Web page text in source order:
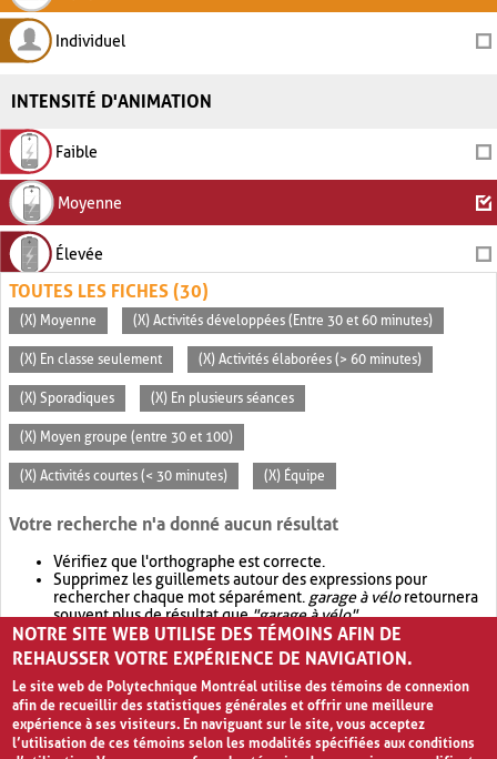
Individuel
INTENSITÉ D'ANIMATION
Faible
Moyenne
Élevée
TOUTES LES FICHES (30)
(X) Moyenne (X) Activités développées (Entre 30 et 60 minutes)
(X) En classe seulement (X) Activités élaborées (> 60 minutes)
(X) Sporadiques (X) En plusieurs séances
(X) Moyen groupe (entre 30 et 100)
(X) Activités courtes (< 30 minutes) (X) Équipe
Votre recherche n'a donné aucun résultat
Vérifiez que l'orthographe est correcte.
Supprimez les guillemets autour des expressions pour
rechercher chaque mot séparément. garage à véloretournera
souvent plus de résultat que"garage à vélo".
Envisagez d'élargir votre recherche avec OR.garage OR vélo
retournera souvent plus de résultat quegarage à vélo
NOTRE SITE WEB UTILISE DES TÉMOINS AFIN DE
REHAUSSER VOTRE EXPÉRIENCE DE NAVIGATION.
Le site web de Polytechnique Montréal utilise des témoins de connexion
afin de recueillir des statistiques générales et offrir une meilleure
expérience à ses visiteurs. En naviguant sur le site, vous acceptez
l’utilisation de ces témoins selon les modalités spécifiées aux conditions